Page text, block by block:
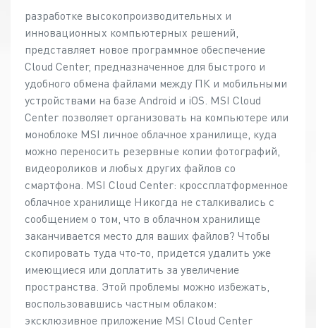
разработке высокопроизводительных и
инновационных компьютерных решений,
представляет новое программное обеспечение
Cloud Center, предназначенное для быстрого и
удобного обмена файлами между ПК и мобильными
устройствами на базе Android и iOS. MSI Cloud
Center позволяет организовать на компьютере или
моноблоке MSI личное облачное хранилище, куда
можно переносить резервные копии фотографий,
видеороликов и любых других файлов со
смартфона. MSI Cloud Center: кроссплатформенное
облачное хранилище Никогда не сталкивались с
сообщением о том, что в облачном хранилище
заканчивается место для ваших файлов? Чтобы
скопировать туда что-то, придется удалить уже
имеющиеся или доплатить за увеличение
пространства. Этой проблемы можно избежать,
воспользовавшись частным облаком:
эксклюзивное приложение MSI Cloud Center